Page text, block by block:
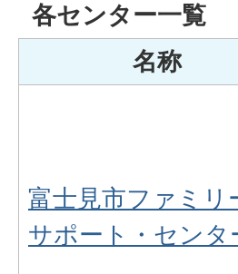
各センター一覧
名称
富士見市ファミリ
サポート・センタ